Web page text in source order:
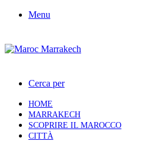
Menu
Cerca per
HOME
MARRAKECH
SCOPRIRE IL MAROCCO
CITTÀ